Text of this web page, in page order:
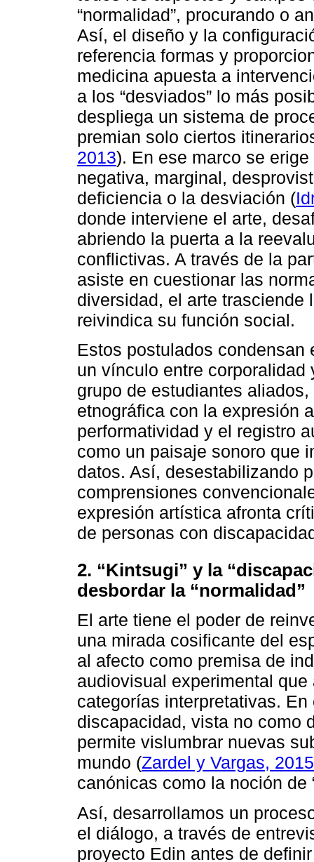
“normalidad”, procurando o
Así, el diseño y la
referencia formas y
medicina apuesta a
a los “desviados” lo más
despliega un sistema de
premian solo ciertos
2013). En ese marco se
negativa, marginal,
deficiencia o la desviación (
donde interviene el arte,
abriendo la puerta a la
conflictivas. A través de la
asiste en cuestionar las
diversidad, el arte trasciende
reivindica su función social.
Estos postulados
un vínculo entre
grupo de estudiantes
etnográfica con la expresión
performatividad y el registro
como un paisaje sonoro que
datos. Así, desestabilizando
comprensiones
expresión artística afronta
de personas con
2. “Kintsugi” y la
desbordar la “normalidad”
El arte tiene el poder de
una mirada cosificante del
al afecto como premisa de
audiovisual experimental
categorías interpretativas.
discapacidad, vista no como
permite vislumbrar nuevas
mundo (Zardel y Vargas, 2015
canónicas como la noción de
Así, desarrollamos un
el diálogo, a través de
proyecto Edin antes de